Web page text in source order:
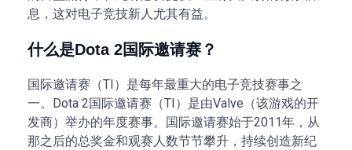
息，这对电子竞技新人尤其有益。
什么是Dota 2国际邀请赛？
国际邀请赛（TI）是每年最重大的电子竞技赛事之
一。Dota 2国际邀请赛（TI）是由Valve（该游戏的开
发商）举办的年度赛事。国际邀请赛始于2011年，从
那之后的总奖金和观赛人数节节攀升，持续创造新纪